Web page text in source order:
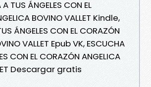
TUS ÁNGELES CON EL
BOVINO VALLET Kindle,
ÁNGELES CON EL CORAZÓN
VALLET Epub VK, ESCUCHA
CON EL CORAZÓN ANGELICA
Descargar gratis